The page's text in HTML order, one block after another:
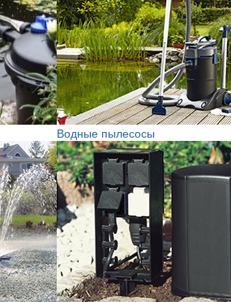
Водные пылесосы